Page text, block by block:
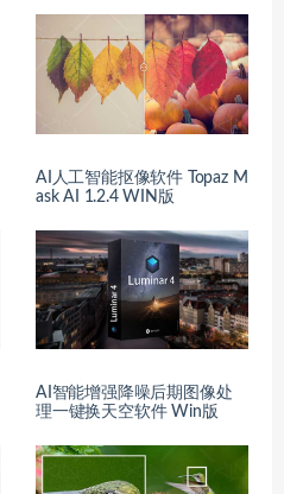
AI人工智能抠像软件 Topaz M
ask AI 1.2.4 WIN版
AI智能增强降噪后期图像处
理一键换天空软件 Win版